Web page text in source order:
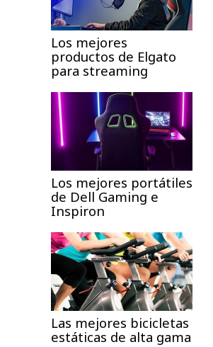
Los mejores
productos de Elgato
para streaming
Los mejores portátiles
de Dell Gaming e
Inspiron
Las mejores bicicletas
estáticas de alta gama